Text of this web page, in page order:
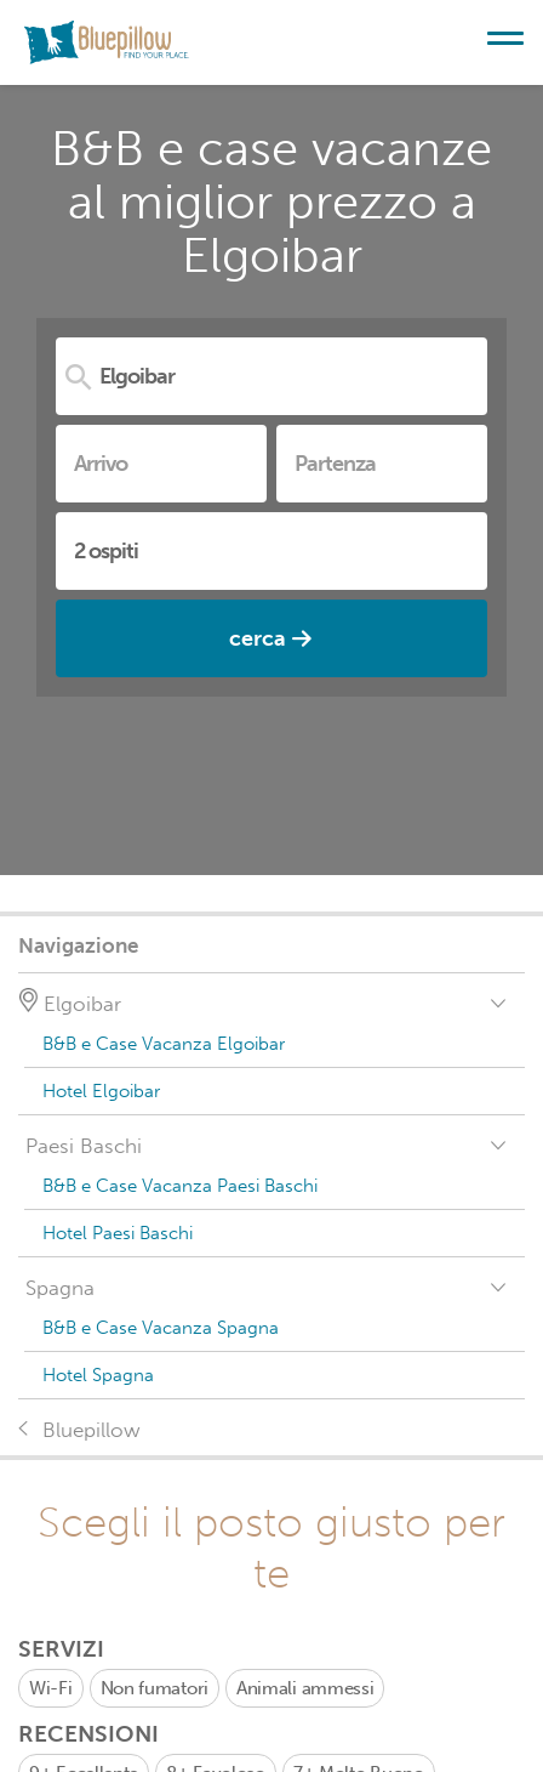
B&B e case vacanze
al miglior prezzo a
Elgoibar
cerca
Navigazione
Elgoibar
B&B e Case Vacanza Elgoibar
Hotel Elgoibar
Paesi Baschi
B&B e Case Vacanza Paesi Baschi
Hotel Paesi Baschi
Spagna
B&B e Case Vacanza Spagna
Hotel Spagna
Bluepillow
Scegli il posto giusto per
te
SERVIZI
Wi-Fi Non fumatori Animali ammessi
RECENSIONI